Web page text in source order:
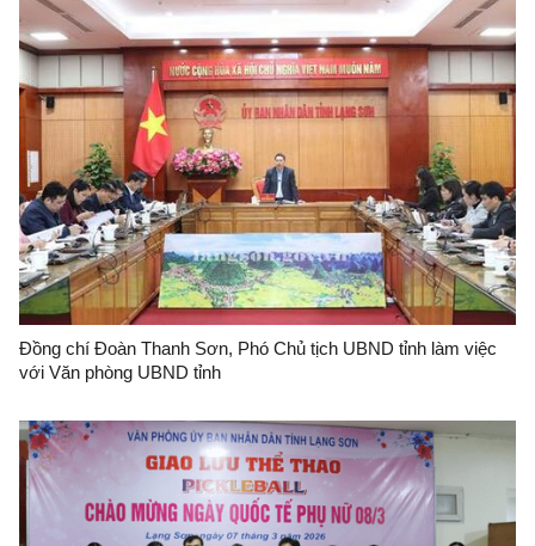
Đồng chí Đoàn Thanh Sơn, Phó Chủ tịch UBND tỉnh làm việc
với Văn phòng UBND tỉnh